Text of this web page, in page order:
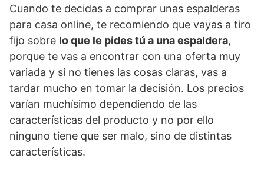
Cuando te decidas a comprar unas espalderas
para casa online, te recomiendo que vayas a tiro
fijo sobre lo que le pides tú a una espaldera,
porque te vas a encontrar con una oferta muy
variada y si no tienes las cosas claras, vas a
tardar mucho en tomar la decisión. Los precios
varían muchísimo dependiendo de las
características del producto y no por ello
ninguno tiene que ser malo, sino de distintas
características.